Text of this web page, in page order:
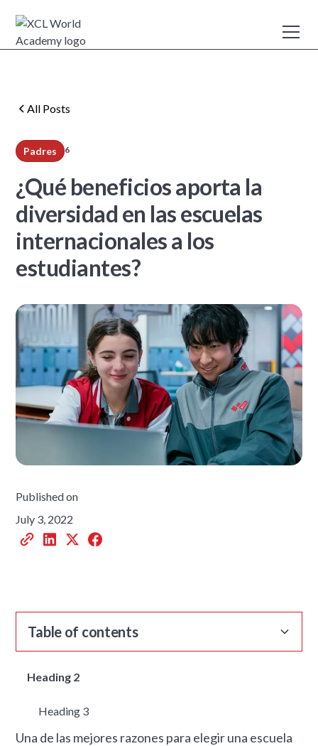
All Posts
Padres 6
¿Qué beneficios aporta la
diversidad en las escuelas
internacionales a los
estudiantes?
Published on
July 3, 2022
Table of contents
Heading 2
Heading 3
Una de las mejores razones para elegir una escuela